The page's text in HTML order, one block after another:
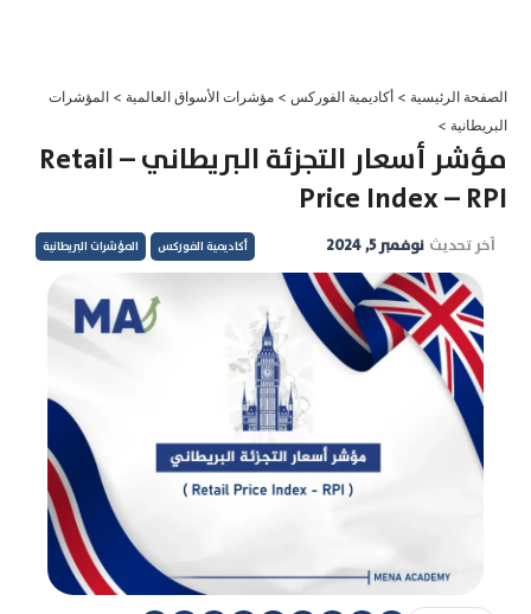
الصفحة الرئيسية > أكاديمية الفوركس > مؤشرات الأسواق العالمية > المؤشرات
البريطانية >
مؤشر أسعار التجزئة البريطاني – Retail
Price Index – RPI
آخر تحديث نوفمبر 5, 2024 أكاديمية الفوركس المؤشرات البريطانية